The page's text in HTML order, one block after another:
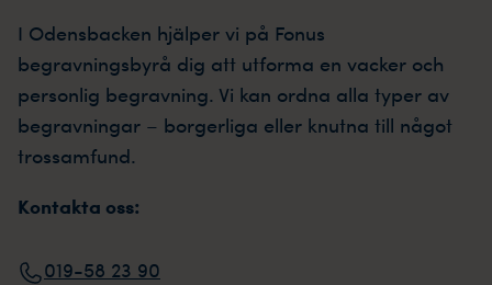
I Odensbacken hjälper vi på Fonus
begravningsbyrå dig att utforma en vacker och
personlig begravning. Vi kan ordna alla typer av
begravningar – borgerliga eller knutna till något
trossamfund.
Kontakta oss:
019-58 23 90